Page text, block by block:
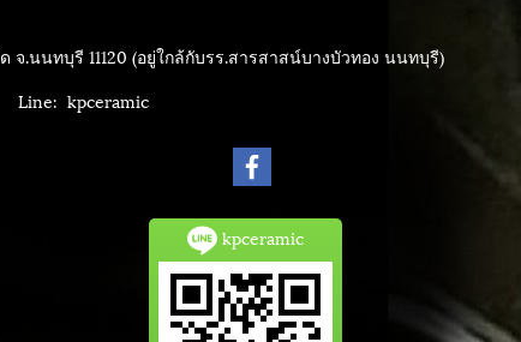
จ.นนทบุรี 11120 (อยู่ใกล้กับรร.สารสาสน์บางบัวทอง นนทบุรี)
Line: kpceramic
kpceramic